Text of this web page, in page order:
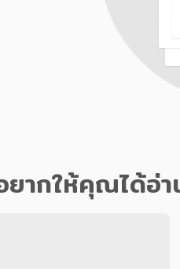
ยากให้คุณได้อ่